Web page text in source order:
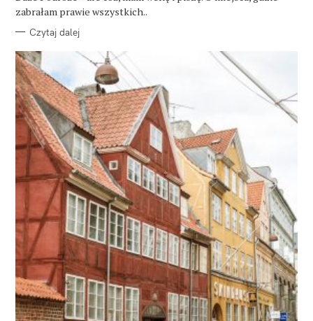
zabrałam prawie wszystkich..
Czytaj dalej